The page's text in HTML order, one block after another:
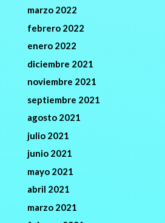
marzo 2022
febrero 2022
enero 2022
diciembre 2021
noviembre 2021
septiembre 2021
agosto 2021
julio 2021
junio 2021
mayo 2021
abril 2021
marzo 2021